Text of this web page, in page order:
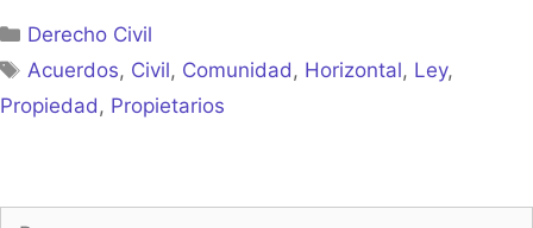
Categorías
Derecho Civil
Etiquetas
Acuerdos, Civil, Comunidad , Horizontal, Ley,
Propiedad , Propietarios